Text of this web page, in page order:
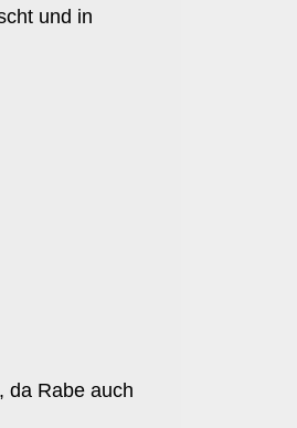
und in
da Rabe auch